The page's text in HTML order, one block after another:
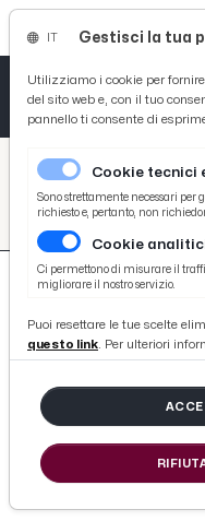
/
Gestisci la tua
Utilizziamo i cookie per
del sito web e, con il tuo
pannello ti consente di
Cookie tecnici
Sono strettamente necessari
richiesto e, pertanto, non
Cookie
Ci permettono di misurare il
migliorare il nostro servizio.
Puoi resettare le tue scelte
questo link. Per ulteriori
Tutto News
Tutto Sport
Basket
Ciclismo
Tutto Curiosità